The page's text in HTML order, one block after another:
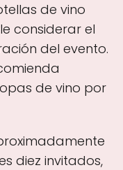
de vino
considerar el
del evento.
de vino por
diez invitados,